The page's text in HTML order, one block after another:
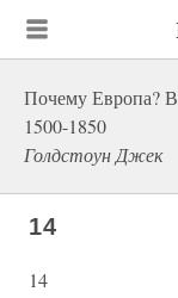
Почему Европа?
1500-1850
Голдстоун Джек
14
14